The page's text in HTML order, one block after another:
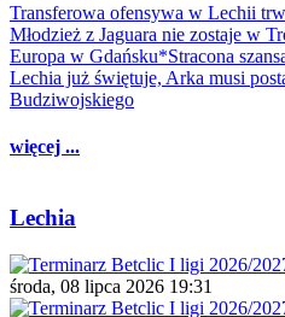
Transferowa ofensywa w Lechii
Młodzież z Jaguara nie zostaje w
Europa w Gdańsku*Stracona
Lechia już świętuje, Arka musi
Budziwojskiego
więcej ...
Lechia
środa, 08 lipca 2026 19:31